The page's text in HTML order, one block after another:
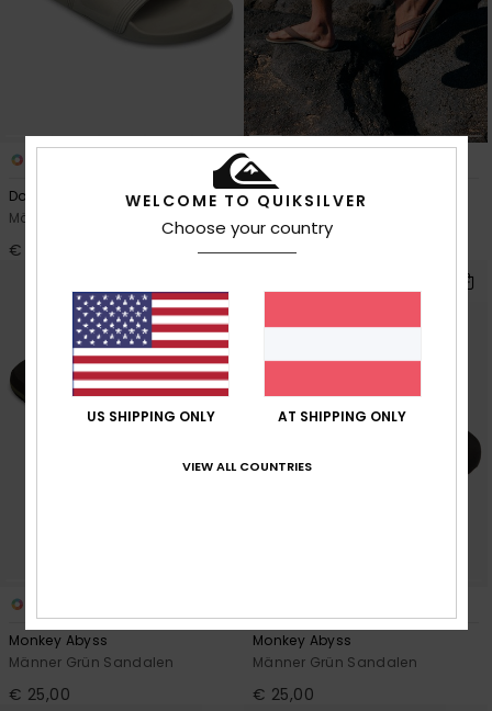
Dockyard
Männer Beige Sandalen
€ 35,00
Carver Nubuck
€ 35,00
Monkey Abyss
Männer Grün Sandalen
€ 25,00
Monkey Abyss
Männer Grün Sandalen
€ 25,00
WELCOME TO QUIKSILVER
Choose your country
US SHIPPING ONLY AT SHIPPING ONLY
VIEW ALL COUNTRIES